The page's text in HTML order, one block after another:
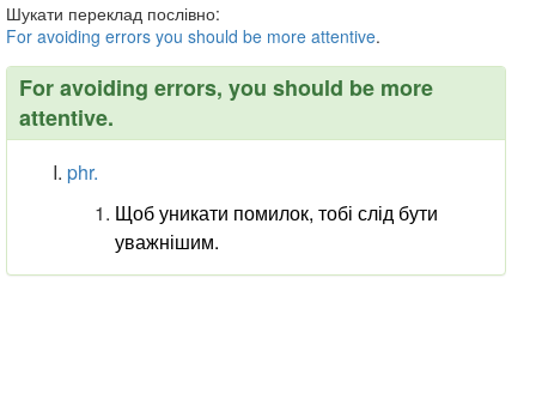
Шукати переклад послівно:
For avoiding errors you should be more attentive.
For avoiding errors, you should be more
attentive.
phr.
Щоб уникати помилок, тобі слід бути
уважнішим.